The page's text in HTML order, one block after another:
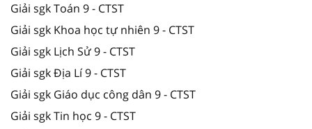
Giải sgk Toán 9 - CTST
Giải sgk Khoa học tự nhiên 9 - CTST
Giải sgk Lịch Sử 9 - CTST
Giải sgk Địa Lí 9 - CTST
Giải sgk Giáo dục công dân 9 - CTST
Giải sgk Tin học 9 - CTST